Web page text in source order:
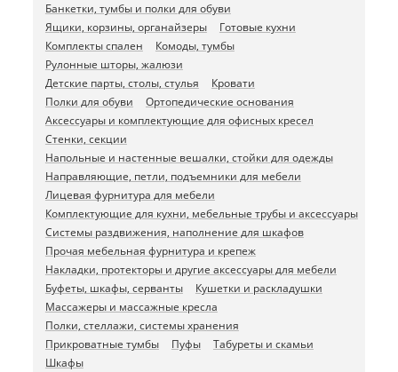
Банкетки, тумбы и полки для обуви
Ящики, корзины, органайзеры
Готовые кухни
Комплекты спален
Комоды, тумбы
Рулонные шторы, жалюзи
Детские парты, столы, стулья
Кровати
Полки для обуви
Ортопедические основания
Аксессуары и комплектующие для офисных кресел
Стенки, секции
Напольные и настенные вешалки, стойки для одежды
Направляющие, петли, подъемники для мебели
Лицевая фурнитура для мебели
Комплектующие для кухни, мебельные трубы и аксессуары
Системы раздвижения, наполнение для шкафов
Прочая мебельная фурнитура и крепеж
Накладки, протекторы и другие аксессуары для мебели
Буфеты, шкафы, серванты
Кушетки и раскладушки
Массажеры и массажные кресла
Полки, стеллажи, системы хранения
Прикроватные тумбы
Пуфы
Табуреты и скамьи
Шкафы